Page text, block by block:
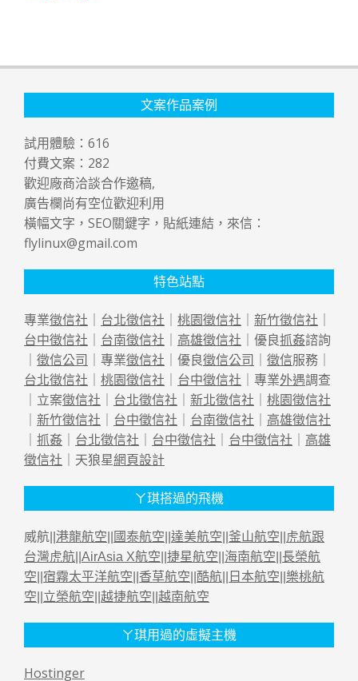
文案作品案例
試用體驗： 616
付費文案： 282
歡迎廠商洽談合作邀稿,
廣告欄尚有空位歡迎利用
橫幅文字，SEO關鍵字，貼紙連結，來信：
flylinux@gmail.com
特色站點
專業徵信社 ｜ 台北徵信社 ｜ 桃園徵信社 ｜ 新竹徵信社 ｜
台中徵信社 ｜ 台南徵信社 ｜ 高雄徵信社 ｜優良抓姦諮詢
｜ 徵信公司 ｜專業徵信社 ｜優良徵信公司 ｜ 徵信服務｜
台北徵信社 ｜ 桃園徵信社 ｜ 台中徵信社 ｜專業外遇調查
｜立案徵信社 ｜ 台北徵信社 ｜ 新北徵信社 ｜ 桃園徵信社
｜ 新竹徵信社 ｜ 台中徵信社 ｜ 台南徵信社 ｜ 高雄徵信社
｜ 抓姦 ｜ 台北徵信社 ｜ 台中徵信社 ｜ 台中徵信社 ｜ 高雄
徵信社 ｜天狼星網頁設計
ㄚ琪搭過的飛機
威航|| 港龍航空 國泰航空 達美航空 釜山航空
虎航跟
台灣虎航 AirAsia X航空 捷星航空 海南航空 長榮航
空 宿霧太平洋航空 香草航空 酷航 日本航空 樂桃航
空 立榮航空 越捷航空 越南航空
ㄚ琪用過的虛擬主機
Hostinger